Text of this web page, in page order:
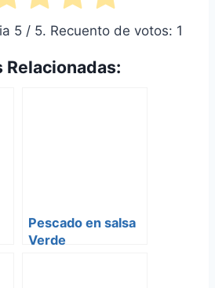
5/ 5. Recuento de votos: 1
Pescado en salsa
Verde